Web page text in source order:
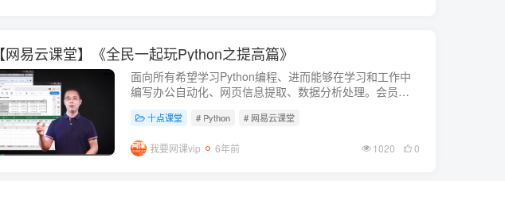
【网易云课堂】《全民一起玩Python之提高篇》
面向所有希望学习Python编程、进而能够在学习和工作中
编写办公自动化、网页信息提取、数据分析处理。会员免
十点课堂 # Python # 网易云课堂
我要网课vip 6年前 1020 0